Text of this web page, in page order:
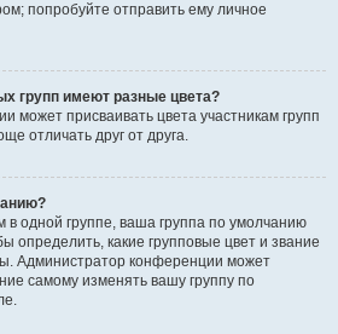
попробуйте отправить ему личное
групп имеют разные цвета?
может присваивать цвета участникам групп
отличать друг от друга.
в одной группе, ваша группа по умолчанию
определить, какие групповые цвет и звание
Администратор конференции может
самому изменять вашу группу по